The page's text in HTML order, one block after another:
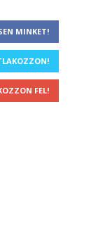
MINKET!
FEL!